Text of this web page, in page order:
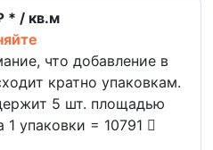
* / кв.м
что добавление в
кратно упаковкам.
5 шт. площадью
упаковки = 10791